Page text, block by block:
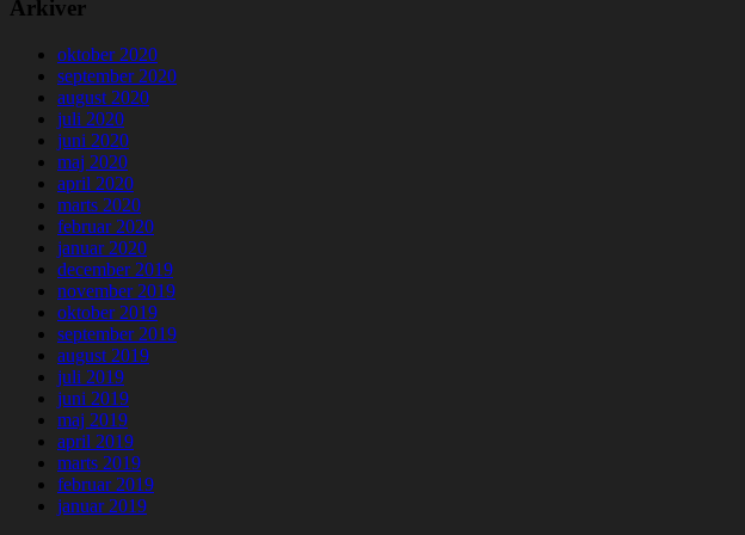
Arkiver
oktober 2020
september 2020
august 2020
juli 2020
juni 2020
maj 2020
april 2020
marts 2020
februar 2020
januar 2020
december 2019
november 2019
oktober 2019
september 2019
august 2019
juli 2019
juni 2019
maj 2019
april 2019
marts 2019
februar 2019
januar 2019